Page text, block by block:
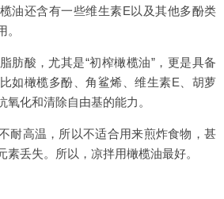
油还含有一些维生素E以及其他多酚类
肪酸，尤其是“初榨橄榄油”，更是具备
如橄榄多酚、角鲨烯、维生素E、胡萝
氧化和清除自由基的能力。
耐高温，所以不适合用来煎炸食物，甚
素丢失。所以，凉拌用橄榄油最好。